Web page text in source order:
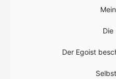
Die
Der Egoist